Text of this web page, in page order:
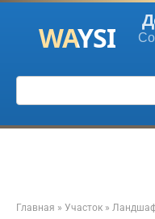
Перейти
контенту
Поиск:
Главная » Участок »